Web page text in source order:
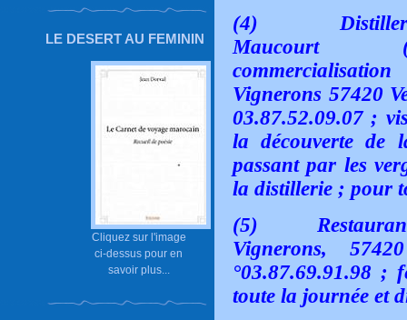
LE DESERT AU FEMININ
Cliquez sur l'image
ci-dessus pour en
savoir plus...
(4)
Maucourt
Vignerons 57420
03.87.52.09.07 ;
la découverte de
passant par les
la distillerie ; pour
(5)
Vignerons,
°03.87.69.91.98 ;
toute la journée et